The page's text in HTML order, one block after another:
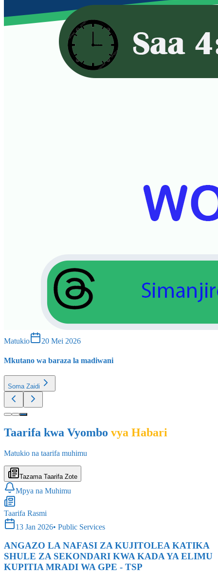
Matukio 20 Mei 2026
Mkutano wa baraza la madiwani
Soma Zaidi
Taarifa kwa Vyombo vya Habari
Matukio na taarifa muhimu
Tazama Taarifa Zote
Mpya na Muhimu
Taarifa Rasmi
13 Jan 2026• Public Services
ANGAZO LA NAFASI ZA KUJITOLEA KATIKA
SHULE ZA SEKONDARI KWA KADA YA ELIMU
KUPITIA MRADI WA GPE - TSP